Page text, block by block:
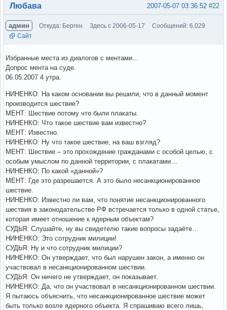
Вне форума #22
2007-05-07 03:36:52
Любава
админ Откуда: Берген Здесь с 2006-05-17
Сообщений: 6,029
Сайт
Избранные места из диалогов с ментами...
Допрос мента на суде.
06.05.2007 4 утра.
НИНЕНКО: На каком основании вы решили, что в данный момент
производится шествие?
МЕНТ: Шествие потому что были плакаты.
НИНЕНКО: Что такое шествие вам известно?
МЕНТ: Известно.
НИНЕНКО: Ну что такое шествие, на ваш взгляд?
МЕНТ: Шествие – это прохождение гражданами с особой целью, с
особым умыслом по данной территории, с плакатами…
НИНЕНКО: По какой «данной»?
МЕНТ: Где это разрешается. А это было несанкционированное
шествие.
НИНЕНКО: Известно ли вам, что понятие несанкционированного
шествия в законодательстве РФ встречается только в одной статье,
которая имеет отношение к ядерным объектам?
СУДЬЯ: Слушайте, ну вы свидетелю такие вопросы задаёте…
НИНЕНКО: Это сотрудник милиции!
СУДЬЯ: Ну и что сотрудник милиции?
НИНЕНКО: Он утверждает, что был нарушен закон, а именно он
участвовал в несанкционированном шествии.
СУДЬЯ: Он ничего не утверждает, он показывает.
НИНЕНКО: Да, что он участвовал в несанкционированном шествии.
Я пытаюсь объяснить, что несанкционированное шествие может
быть только возле ядерного объекта. Я спрашиваю всего лишь,